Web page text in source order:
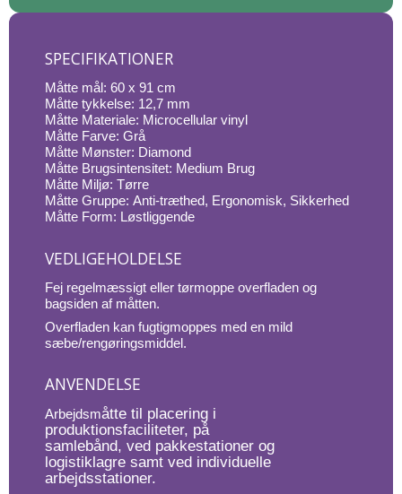
SPECIFIKATIONER
Måtte mål: 60 x 91 cm
Måtte tykkelse: 12,7 mm
Måtte Materiale: Microcellular vinyl
Måtte Farve: Grå
Måtte Mønster: Diamond
Måtte Brugsintensitet: Medium Brug
Måtte Miljø: Tørre
Måtte Gruppe: Anti-træthed, Ergonomisk, Sikkerhed
Måtte Form: Løstliggende
VEDLIGEHOLDELSE
Fej regelmæssigt eller tørmoppe overfladen og
bagsiden af måtten.
Overfladen kan fugtigmoppes med en mild
sæbe/rengøringsmiddel.
ANVENDELSE
Arbejdsmåtte til placering i
produktionsfaciliteter, på
samlebånd, ved pakkestationer og
logistiklagre samt ved individuelle
arbejdsstationer.